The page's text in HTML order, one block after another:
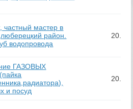
частный мастер в
район.
водопровода
ГАЗОВЫХ
и посуд